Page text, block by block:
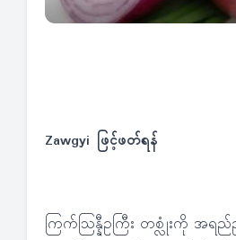
Zawgyi ဖြင့်ဖတ်ရန်
ကြက်သြန္နီဥကြီး တစ္လုံးကို အရည်ညှ